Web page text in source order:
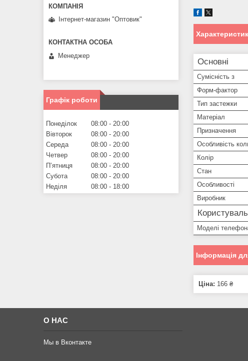
Основні
Сумісність з
Форм-фактор
Тип застежки
Матеріал
Призначення
Особливість
Колір
Стан
Особливості
Виробник
Моделі
Інформація
Ціна: 166 ₴
Інтернет-магазин "Оптовик"
Менеджер
Графік роботи
Понеділок 08:00
20:00
Вівторок
08:00
20:00
Середа
08:00
20:00
Четвер
08:00
20:00
Пʼятниця
08:00
20:00
Субота
08:00
20:00
Неділя
08:00 18:00
О НАС
Мы в Вконтакте